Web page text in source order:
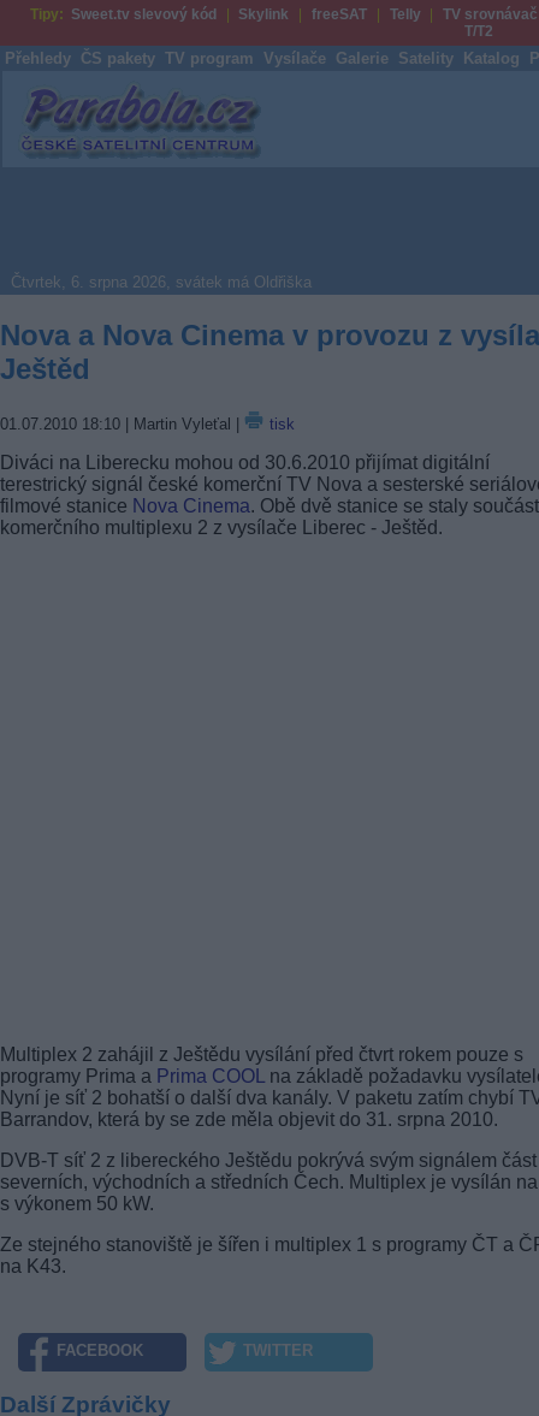
Tipy: Sweet.tv slevový kód Skylink freeSAT Telly
TV srovnávač
T/T2
Přehledy ČS pakety TV program Vysílače Galerie Satelity Katalog
Parabola.cz
Čtvrtek, 6. srpna 2026, svátek má Oldřiška
Nova a Nova Cinema v provozu z
Ještěd
01.07.2010 18:10 | Martin Vyleťal | tisk
Diváci na Liberecku mohou od 30.6.2010 přijímat digitální
terestrický signál české komerční TV Nova a sesterské
filmové stanice Nova Cinema. Obě dvě stanice se staly
komerčního multiplexu 2 z vysílače Liberec - Ještěd.
Multiplex 2 zahájil z Ještědu vysílání před čtvrt rokem pouze s
programy Prima a Prima COOL
na základě požadavku
Nyní je síť 2 bohatší o další dva kanály. V paketu zatím chybí
Barrandov, která by se zde měla objevit do 31. srpna 2010.
DVB-T síť 2 z libereckého Ještědu pokrývá svým signálem část
severních, východních a středních Čech. Multiplex je vysílán
s výkonem 50 kW.
Ze stejného stanoviště je šířen i multiplex 1 s programy ČT a
na K43.
FACEBOOK TWITTER
Další Zprávičky